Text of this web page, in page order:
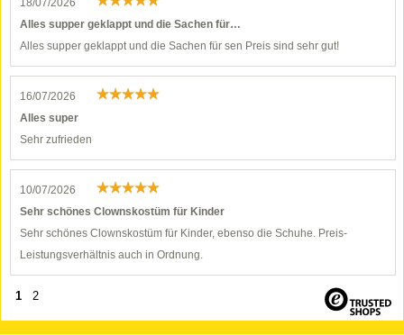
18/07/2026
Alles supper geklappt und die Sachen für…
Alles supper geklappt und die Sachen für sen Preis sind sehr gut!
16/07/2026
Alles super
Sehr zufrieden
10/07/2026
Sehr schönes Clownskostüm für Kinder
Sehr schönes Clownskostüm für Kinder, ebenso die Schuhe. Preis-
Leistungsverhältnis auch in Ordnung.
1 2